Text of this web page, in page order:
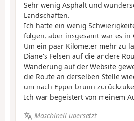
Sehr wenig Asphalt und
Landschaften.
Ich hatte ein wenig
folgen, aber insgesamt war es in
Um ein paar Kilometer mehr zu
Diane's Felsen auf die andere
Wanderung auf der Website
die Route an derselben Stelle
um nach Eppenbrunn
Ich war begeistert von meinem
Maschinell übersetzt